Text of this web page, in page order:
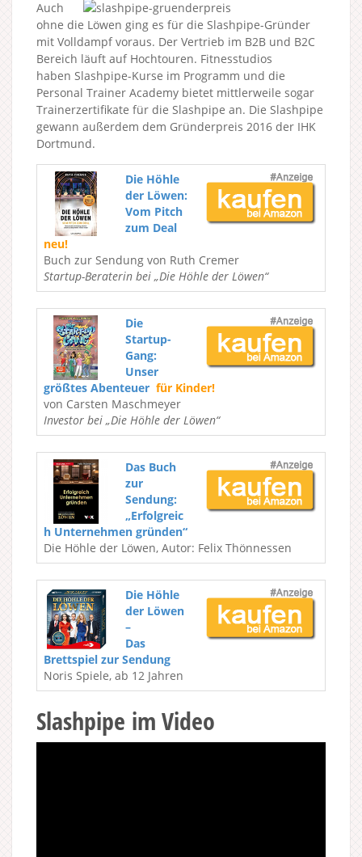
Auch
ohne die Löwen ging es für die Slashpipe-Gründer
mit Volldampf voraus. Der Vertrieb im B2B und B2C
Bereich läuft auf Hochtouren. Fitnesstudios
haben Slashpipe-Kurse im Programm und die
Personal Trainer Academy bietet mittlerweile sogar
Trainerzertifikate für die Slashpipe an. Die Slashpipe
gewann außerdem dem Gründerpreis 2016 der IHK
Dortmund.
Die Höhle
der Löwen:
Vom Pitch
zum Deal
neu!
Buch zur Sendung von Ruth Cremer
Startup-Beraterin bei „Die Höhle der Löwen“
Die
Startup-
Gang:
Unser
größtes Abenteuer für Kinder!
von Carsten Maschmeyer
Investor bei „Die Höhle der Löwen“
Das Buch
zur
Sendung:
„Erfolgreic
h Unternehmen gründen“
Die Höhle der Löwen, Autor: Felix Thönnessen
Die Höhle
der Löwen
–
Das
Brettspiel zur Sendung
Noris Spiele, ab 12 Jahren
Slashpipe im Video